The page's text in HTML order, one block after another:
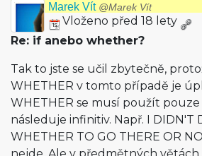
Marek Vít @Marek Vít
Vloženo před 18 lety
Re: if anebo whether?
Tak to jste se učil zbytečně,
WHETHER v tomto případě je
WHETHER se musí použít
následuje infinitiv. Např. I DIDN'T
WHETHER TO GO THERE OR